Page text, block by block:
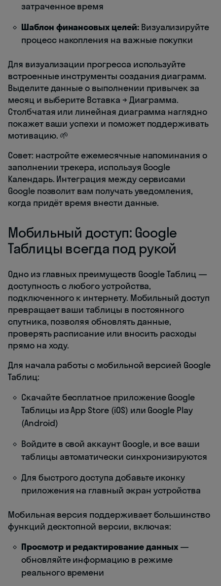
затраченное время
Шаблон финансовых целей:Визуализируйте
процесс накопления на важные покупки
Для визуализации прогресса используйте
встроенные инструменты создания диаграмм.
Выделите данные о выполнении привычек за
месяц и выберите Вставка → Диаграмма.
Столбчатая или линейная диаграмма наглядно
покажет ваши успехи и поможет поддерживать
мотивацию. 🌱
Совет: настройте ежемесячные напоминания о
заполнении трекера, используя Google
Календарь. Интеграция между сервисами
Google позволит вам получать уведомления,
когда придёт время внести данные.
Мобильный доступ: Google
Таблицы всегда под рукой
Одно из главных преимуществ Google Таблиц —
доступность с любого устройства,
подключенного к интернету. Мобильный доступ
превращает ваши таблицы в постоянного
спутника, позволяя обновлять данные,
проверять расписание или вносить расходы
прямо на ходу.
Для начала работы с мобильной версией Google
Таблиц:
Скачайте бесплатное приложение Google
Таблицы из App Store (iOS) или Google Play
(Android)
Войдите в свой аккаунт Google, и все ваши
таблицы автоматически синхронизируются
Для быстрого доступа добавьте иконку
приложения на главный экран устройства
Мобильная версия поддерживает большинство
функций десктопной версии, включая:
Просмотр и редактирование данных —
обновляйте информацию в режиме
реального времени